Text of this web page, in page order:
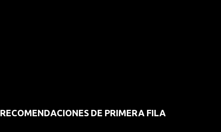
RECOMENDACIONES DE PRIMERA FILA